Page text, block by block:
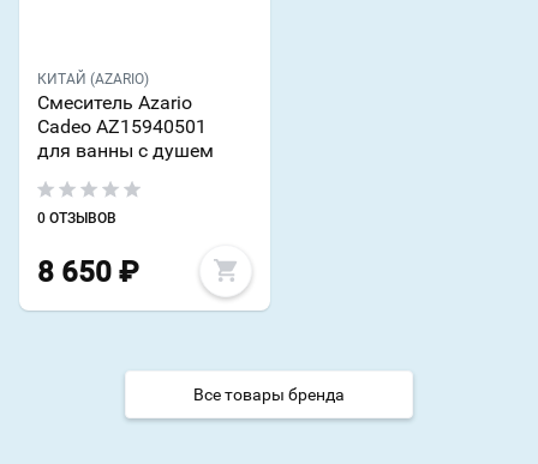
КИТАЙ (AZARIO)
Смеситель Azario
Cadeo AZ15940501
для ванны с душем
0 ОТЗЫВОВ
8 650 ₽
Все товары бренда